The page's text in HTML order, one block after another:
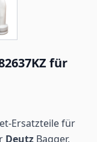
für
Ersatzteile für
Deutz Bagger,